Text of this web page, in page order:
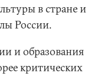
в стране и
России.
и образования
критических